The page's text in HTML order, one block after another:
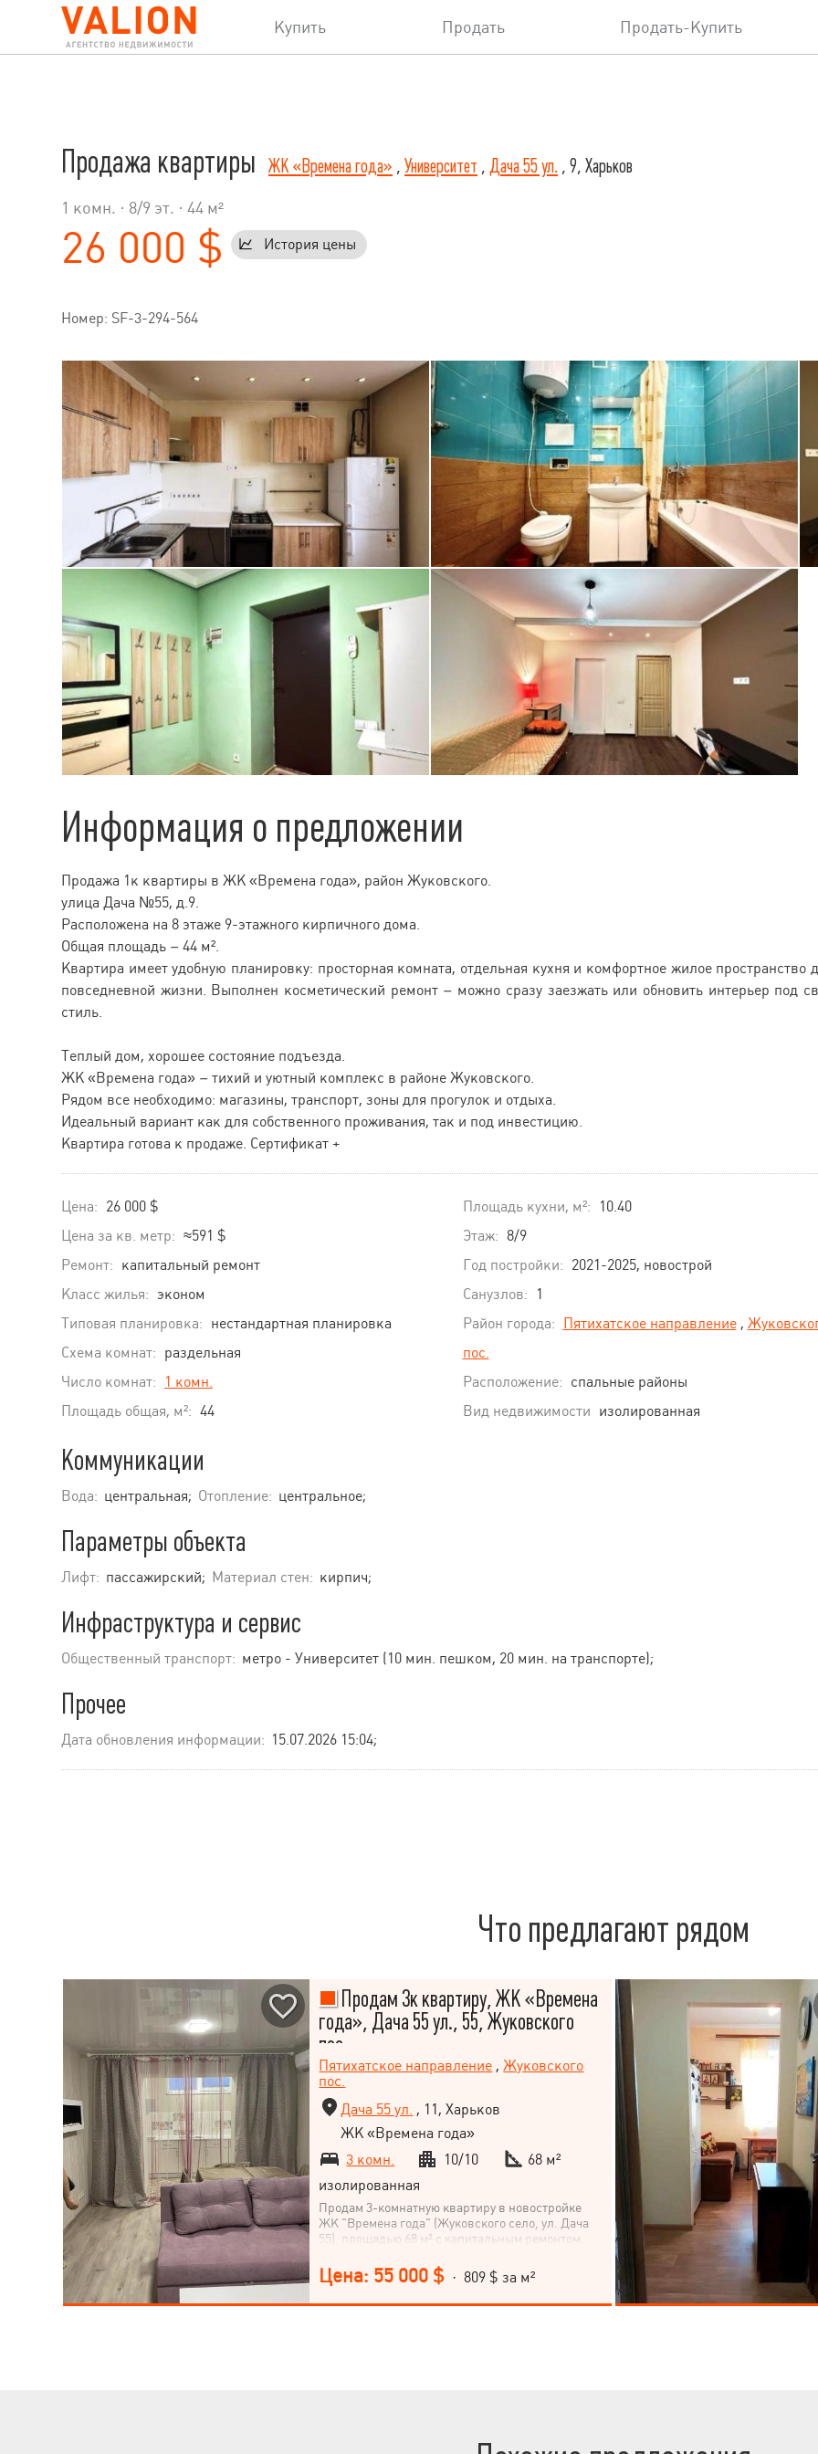
Купить Продать Продать-Купить
Продажа квартиры ЖК «Времена года» , Университет , Дача 55 ул. , 9, Харьков
1 комн. · 8/9 эт. · 44 м²
26 000 $ История цены
Номер: SF-3-294-564
Информация о предложении
Продажа 1к квартиры в ЖК «Времена года», район Жуковского.
улица Дача №55, д.9.
Расположена на 8 этаже 9-этажного кирпичного дома.
Общая площадь – 44 м².
Квартира имеет удобную планировку: просторная комната, отдельная кухня и комфортное жилое пространство
повседневной жизни. Выполнен косметический ремонт – можно сразу заезжать или обновить интерьер под
стиль.
Теплый дом, хорошее состояние подъезда.
ЖК «Времена года» – тихий и уютный комплекс в районе Жуковского.
Рядом все необходимо: магазины, транспорт, зоны для прогулок и отдыха.
Идеальный вариант как для собственного проживания, так и под инвестицию.
Квартира готова к продаже. Сертификат +
Цена: 26 000 $
Цена за кв. метр: ≈591 $
Ремонт: капитальный ремонт
Класс жилья: эконом
Типовая планировка: нестандартная планировка
Схема комнат: раздельная
Число комнат:
1 комн.
Площадь общая, м²: 44
Площадь кухни, м²:
10.40
Этаж: 8/9
Год постройки: 2021-2025, новострой
Санузлов:
1
Район города: Пятихатское направление,
пос.
Расположение: спальные районы
Вид недвижимости изолированная
Коммуникации
Вода: центральная; Отопление: центральное;
Параметры объекта
Лифт: пассажирский; Материал стен: кирпич;
Инфраструктура и сервис
Общественный транспорт: метро - Университет (10 мин. пешком, 20 мин. на транспорте);
Прочее
Дата обновления информации: 15.07.2026 15:04;
Что предлагают рядом
Продам 3к квартиру, ЖК «Времена
года», Дача 55 ул., 55, Жуковского
пос.
Пятихатское направление ,Жуковского
пос.
Дача 55 ул. , 11, Харьков
ЖК «Времена года»
3 комн.
10/10
68 м²
изолированная
Продам 3-комнатную квартиру в новостройке
ЖК "Времена года" (Жуковского село, ул. Дача
55), площадью 68 м² с капитальным ремонтом.
Харькова Спешите стать владельцем этой
замечательной квартиры! Позвоните нам прямо
сейчас для подробной консультации и
Цена: 55 000 $ · 809 $ за м²